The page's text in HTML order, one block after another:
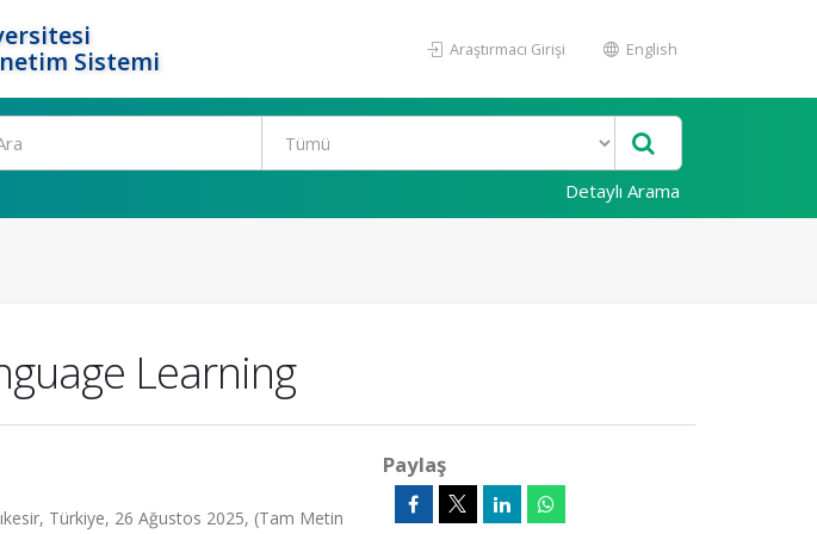
Sistemi
Araştırmacı Girişi English
Detaylı Arama
Learning
Türkiye, 26 Ağustos 2025, (Tam Metin
Paylaş